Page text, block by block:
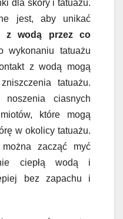
dla skóry i tatuażu.
jest, aby unikać
z wodą przez co
wykonaniu tatuażu
z wodą mogą
tatuażu.
ciasnych
które mogą
w okolicy tatuażu.
zacząć myć
ciepłą wodą i
bez zapachu i